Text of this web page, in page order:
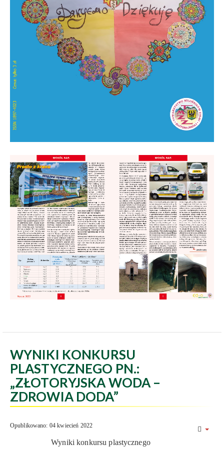
WYNIKI KONKURSU
PLASTYCZNEGO PN.:
„ZŁOTORYJSKA WODA –
ZDROWIA DODA”
Opublikowano: 04 kwiecień 2022
Wyniki konkursu plastycznego